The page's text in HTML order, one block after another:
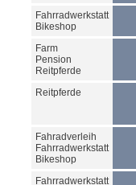
Fahrradwerkstatt
Bikeshop
Farm
Pension
Reitpferde
Reitpferde
Fahradverleih
Fahrradwerkstatt
Bikeshop
Fahrradwerkstatt